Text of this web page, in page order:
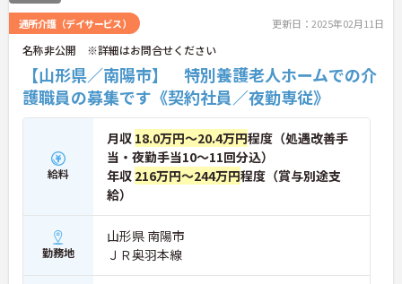
通所介護（デイサービス） 更新日：2025年02月11日
名称非公開 ※詳細はお問合せください
【山形県／南陽市】 特別養護老人ホームでの介
護職員の募集です《契約社員／夜勤専従》
給料
月収 18.0万円～20.4万円程度（処遇改善手
当・夜勤手当10～11回分込）
年収 216万円～244万円程度（賞与別途支
給）
勤務地
山形県 南陽市
ＪＲ奥羽本線